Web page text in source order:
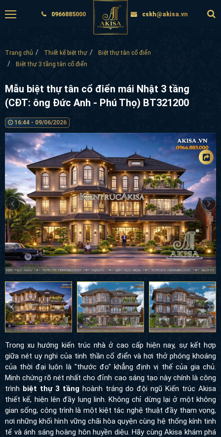
0966885000 cskh@akisa.vn
Trang chủ Thiết kế biệt thự
Biệt thự tân cổ điển
Biệt thự 3 tầng tân cổ điển
Mẫu biệt thự tân cổ điển mái Nhật 3 tầng
(CĐT: ông Đức Anh - Phú Thọ) BT321200
16:44 - 09/06/2026
Trong xu hướng kiến trúc nhà ở cao cấp hiện nay, sự kết hợp
giữa nét uy nghi của tinh thần cổ điển và hơi thở phóng khoáng
của thời đại luôn là "thước đo" khẳng định vị thế của gia chủ.
Minh chứng rõ nét nhất cho đỉnh cao sáng tạo này chính là công
trình biệt thự 3 tầnghoành tráng do đội ngũ Kiến trúc Akisa
thiết kế, hiện lên đầy lung linh. Không chỉ dừng lại ở một không
gian sống, công trình là một kiệt tác nghệ thuật đầy tham vọng,
nơi những khối hình vững chãi hòa quyện cùng hệ thống kính tinh
tế và ánh sáng hoàng hôn huyền diệu. Hãy cùng Akisa khám phá